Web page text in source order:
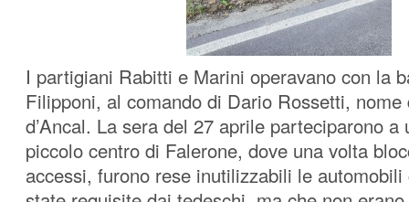
I partigiani Rabitti e Marini operavano con la
Filipponi, al comando di Dario Rossetti,
d’Ancal. La sera del 27 aprile parteciparono a
piccolo centro di Falerone, dove una volta
accessi, furono rese inutilizzabili le